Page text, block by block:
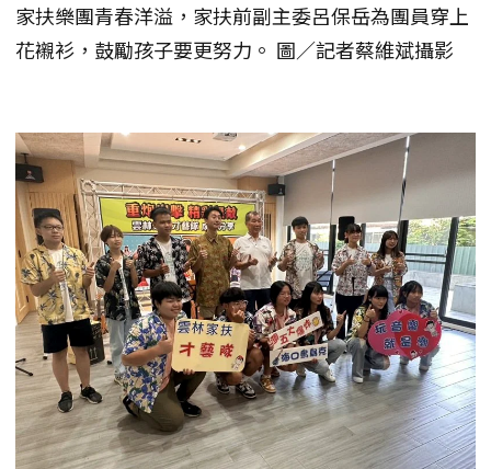
家扶樂團青春洋溢，家扶前副主委呂保岳為團員穿上
花襯衫，鼓勵孩子要更努力。 圖／記者蔡維斌攝影